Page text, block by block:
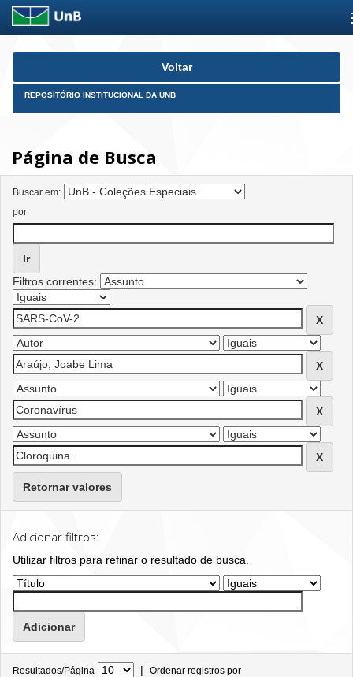
Skip
Voltar
REPOSITÓRIO INSTITUCIONAL DA UNB
Página de Busca
Buscar em:
por
Filtros correntes:
Retornar valores
Adicionar filtros:
Utilizar filtros para refinar o resultado de busca.
Resultados/Página | Ordenar registros por